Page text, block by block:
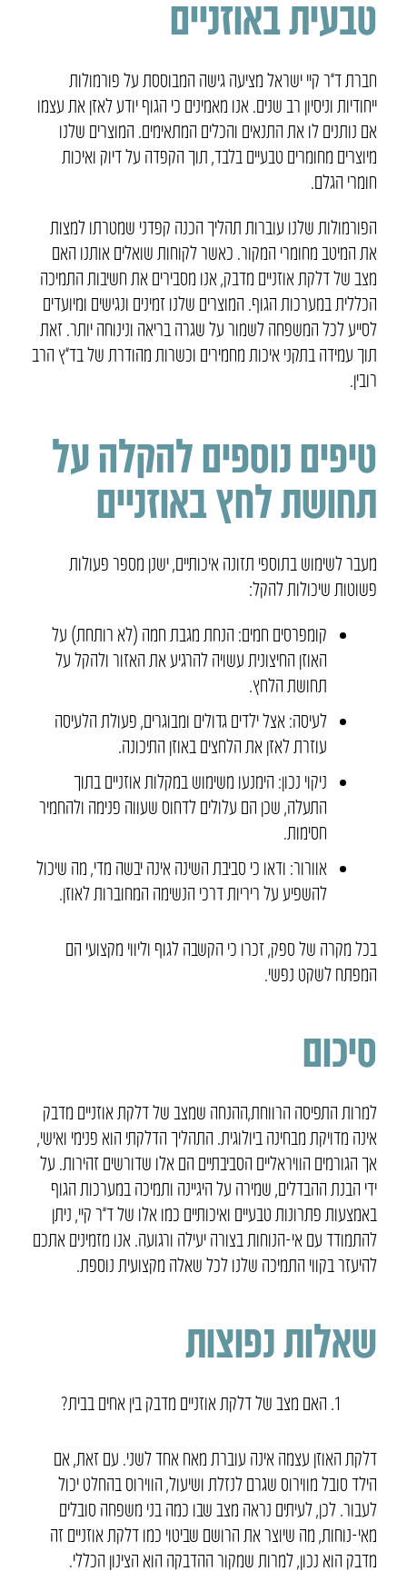
טבעית באוזניים
חברת ד”ר קיי ישראל מציעה גישה המבוססת על פורמולות
ייחודיות וניסיון רב שנים. אנו מאמינים כי הגוף יודע לאזן את עצמו
אם נותנים לו את התנאים והכלים המתאימים. המוצרים שלנו
מיוצרים מחומרים טבעיים בלבד, תוך הקפדה על דיוק ואיכות
חומרי הגלם.
הפורמולות שלנו עוברות תהליך הכנה קפדני שמטרתו למצות
את המיטב מחומרי המקור. כאשר לקוחות שואלים אותנו האם
מצב של דלקת אוזניים מדבק, אנו מסבירים את חשיבות התמיכה
הכללית במערכות הגוף. המוצרים שלנו זמינים ונגישים ומיועדים
לסייע לכל המשפחה לשמור על שגרה בריאה ונינוחה יותר. זאת
תוך עמידה בתקני איכות מחמירים וכשרות מהודרת של בד”ץ הרב
רובין.
טיפים נוספים להקלה על
תחושת לחץ באוזניים
מעבר לשימוש בתוספי תזונה איכותיים, ישנן מספר פעולות
פשוטות שיכולות להקל:
קומפרסים חמים: הנחת מגבת חמה (לא רותחת) על
האוזן החיצונית עשויה להרגיע את האזור ולהקל על
תחושת הלחץ.
לעיסה: אצל ילדים גדולים ומבוגרים, פעולת הלעיסה
עוזרת לאזן את הלחצים באוזן התיכונה.
ניקוי נכון: הימנעו משימוש במקלות אוזניים בתוך
התעלה, שכן הם עלולים לדחוס שעווה פנימה ולהחמיר
חסימות.
אוורור: ודאו כי סביבת השינה אינה יבשה מדי, מה שיכול
להשפיע על ריריות דרכי הנשימה המחוברות לאוזן.
בכל מקרה של ספק, זכרו כי הקשבה לגוף וליווי מקצועי הם
המפתח לשקט נפשי.
סיכום
למרות התפיסה הרווחת,ההנחה שמצב של דלקת אוזניים מדבק
אינה מדויקת מבחינה ביולוגית. התהליך הדלקתי הוא פנימי ואישי,
אך הגורמים הוויראליים הסביבתיים הם אלו שדורשים זהירות. על
ידי הבנת ההבדלים, שמירה על היגיינה ותמיכה במערכות הגוף
באמצעות פתרונות טבעיים ואיכותיים כמו אלו של ד”ר קיי, ניתן
להתמודד עם אי-הנוחות בצורה יעילה ורגועה. אנו מזמינים אתכם
להיעזר בקווי התמיכה שלנו לכל שאלה מקצועית נוספת.
שאלות נפוצות
האם מצב של דלקת אוזניים מדבק בין אחים בבית?
דלקת האוזן עצמה אינה עוברת מאח אחד לשני. עם זאת, אם
הילד סובל מווירוס שגרם לנזלת ושיעול, הווירוס בהחלט יכול
לעבור. לכן, לעיתים נראה מצב שבו כמה בני משפחה סובלים
מאי-נוחות, מה שיוצר את הרושם שביטוי כמו דלקת אוזניים זה
מדבק הוא נכון, למרות שמקור ההדבקה הוא הצינון הכללי.